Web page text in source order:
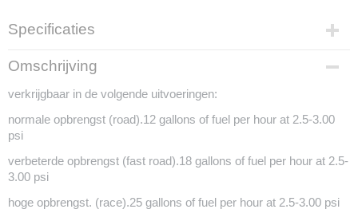
Specificaties
Productcode
mdss501
Productcode leverancier
Omschrijving
verkrijgbaar in de volgende uitvoeringen:
normale opbrengst (road).12 gallons of fuel per hour at 2.5-3.00
psi
verbeterde opbrengst (fast road).18 gallons of fuel per hour at 2.5-
3.00 psi
hoge opbrengst. (race).25 gallons of fuel per hour at 2.5-3.00 psi